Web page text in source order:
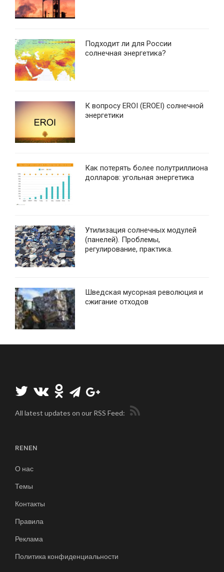
Подходит ли для России
солнечная энергетика?
К вопросу EROI (EROEI) солнечной
энергетики
Как потерять более полутриллиона
долларов: угольная энергетика
Утилизация солнечных модулей
(панелей). Проблемы,
регулирование, практика.
Шведская мусорная революция и
сжигание отходов
All latest updates on our RSS Feed:
RENEN
О нас
Темы
Контакты
Правила
Реклама
Политика конфиденциальности